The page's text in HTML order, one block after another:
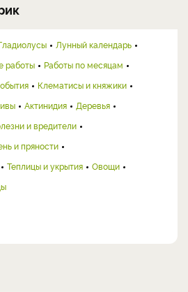
Лунный календарь
работы
Работы по месяцам
Клематисы и княжики
Актинидия
Деревья
и вредители
и пряности
Теплицы и укрытия
Овощи